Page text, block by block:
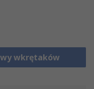
wkrętaków